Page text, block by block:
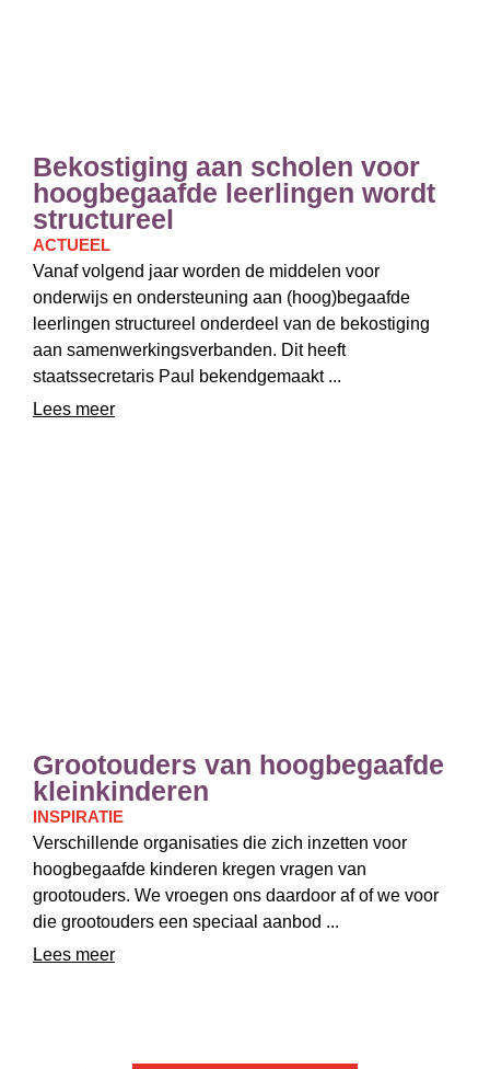
ACTUEEL
Bekostiging aan scholen voor
hoogbegaafde leerlingen wordt
structureel
Vanaf volgend jaar worden de middelen voor
onderwijs en ondersteuning aan (hoog)begaafde
leerlingen structureel onderdeel van de bekostiging
aan samenwerkingsverbanden. Dit heeft
staatssecretaris Paul bekendgemaakt ...
Lees meer
INSPIRATIE
Grootouders van hoogbegaafde
kleinkinderen
Verschillende organisaties die zich inzetten voor
hoogbegaafde kinderen kregen vragen van
grootouders. We vroegen ons daardoor af of we voor
die grootouders een speciaal aanbod ...
Lees meer